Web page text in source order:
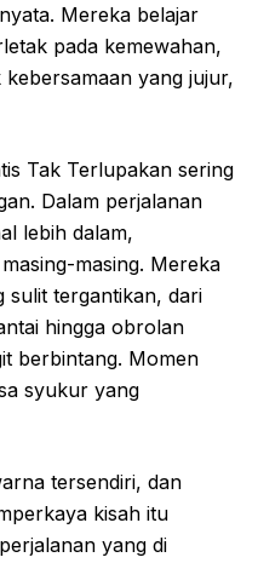
Mereka belajar
pada kemewahan,
kebersamaan yang jujur,
Tak Terlupakan sering
Dalam perjalanan
lebih dalam,
masing. Mereka
sulit tergantikan, dari
hingga obrolan
berbintang. Momen
syukur yang
tersendiri, dan
kisah itu
yang di